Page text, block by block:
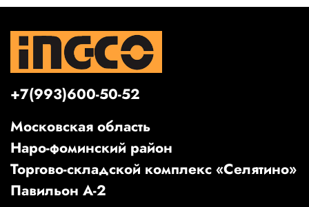
+7(993)600-50-52
Московская область
Наро-фоминский район
Торгово-складской комплекс «Селятино»
Павильон А-2